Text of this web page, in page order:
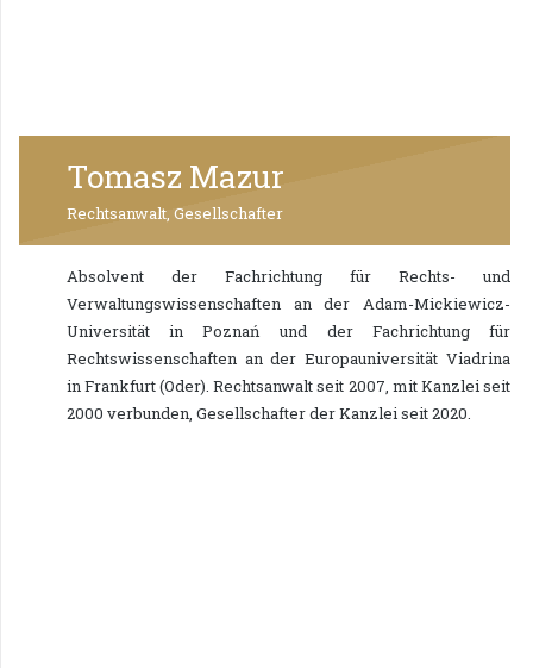
Tomasz Mazur
Rechtsanwalt, Gesellschafter
Absolvent der Fachrichtung für Rechts- und
Verwaltungswissenschaften an der Adam-Mickiewicz-
Universität in Poznań und der Fachrichtung für
Rechtswissenschaften an der Europauniversität Viadrina
in Frankfurt (Oder). Rechtsanwalt seit 2007, mit Kanzlei seit
2000 verbunden, Gesellschafter der Kanzlei seit 2020.